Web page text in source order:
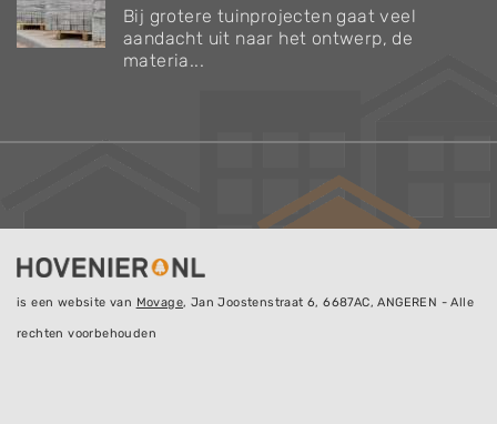
Bij grotere tuinprojecten gaat veel
aandacht uit naar het ontwerp, de
materia...
is een website van Movage, Jan Joostenstraat 6, 6687AC, ANGEREN - Alle
rechten voorbehouden